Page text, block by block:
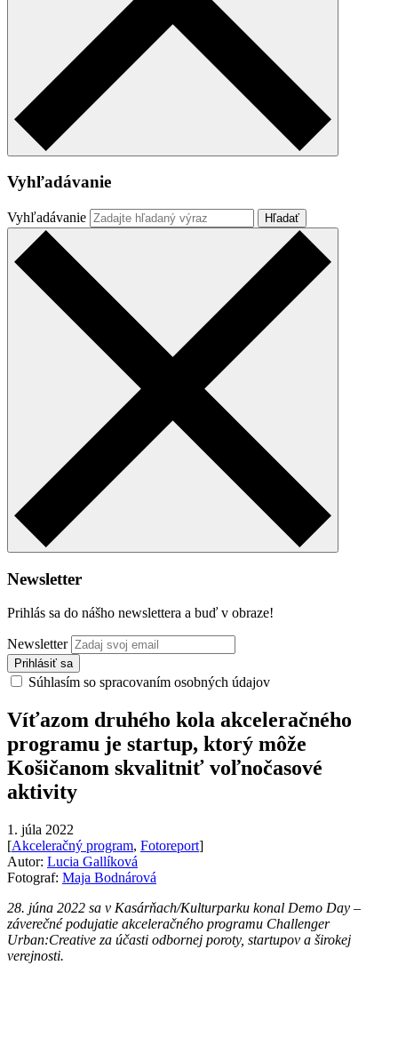
Vyhľadávanie
Vyhľadávanie
Newsletter
Prihlás sa do nášho newslettera a buď v obraze!
Newsletter
Súhlasím so spracovaním osobných údajov
Víťazom druhého kola akceleračného
programu je startup, ktorý môže
Košičanom skvalitniť voľnočasové
aktivity
1. júla 2022
[Akceleračný program, Fotoreport]
Autor: Lucia Gallíková
Fotograf: Maja Bodnárová
28. júna 2022 sa v Kasárňach/Kulturparku konal Demo Day –
záverečné podujatie akceleračného programu Challenger
Urban:Creative za účasti odbornej poroty, startupov a širokej
verejnosti.